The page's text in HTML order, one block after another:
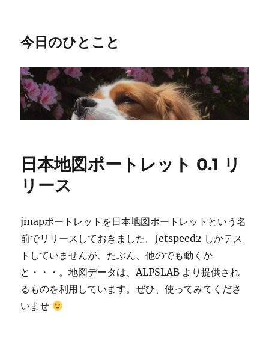
今日のひとこと
日本地図ポートレット 0.1 リ
リース
jmapポートレットを日本地図ポートレットという名
前でリリースしておきました。Jetspeed2 しかテス
トしていませんが、たぶん、他のでも動くか
と・・・。地図データは、ALPSLAB より提供され
るものを利用しています。ぜひ、使ってみてくださ
いませ